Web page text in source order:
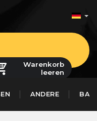
Warenkorb
leeren
ANDERE